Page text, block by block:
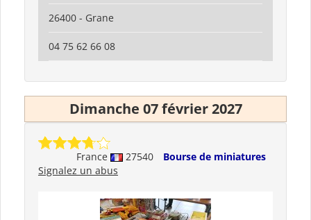
26400 - Grane
04 75 62 66 08
Dimanche 07 février 2027
France 27540
Bourse de miniatures
Signalez un abus